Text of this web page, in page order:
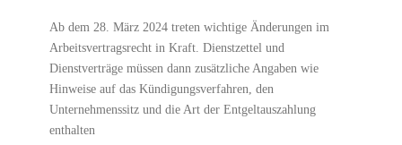
Ab dem 28. März 2024 treten wichtige Änderungen im
Arbeitsvertragsrecht in Kraft. Dienstzettel und
Dienstverträge müssen dann zusätzliche Angaben wie
Hinweise auf das Kündigungsverfahren, den
Unternehmenssitz und die Art der Entgeltauszahlung
enthalten